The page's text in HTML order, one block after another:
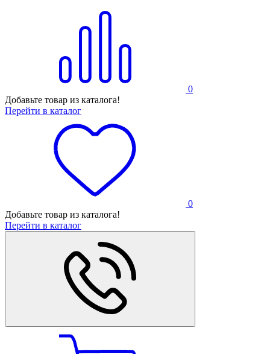
0
Добавьте товар из каталога!
Перейти в каталог
0
Добавьте товар из каталога!
Перейти в каталог